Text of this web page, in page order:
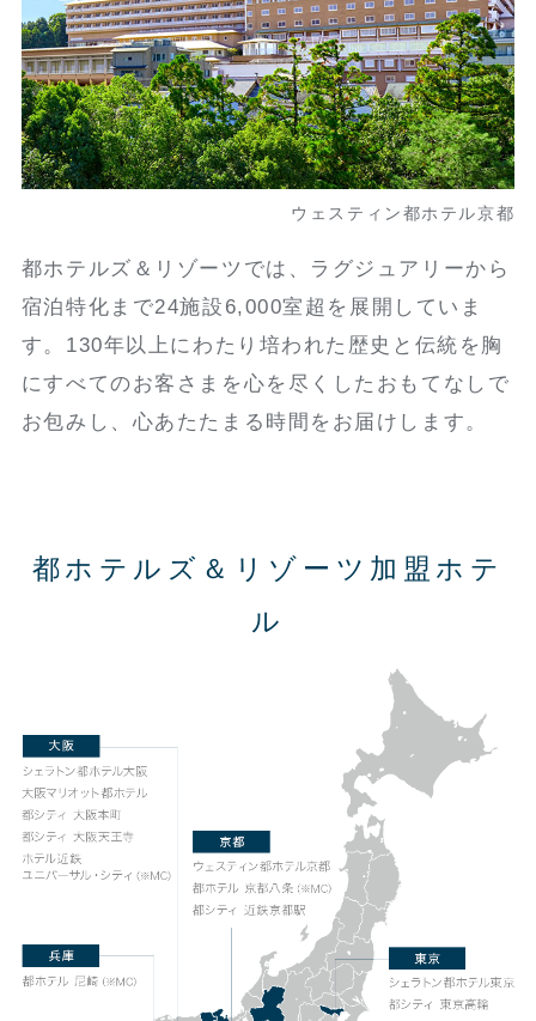
都ホテルズ＆リゾーツでは、 ラグジュアリーから
宿泊特化まで24施設6,000室超を展開していま
す。 130年以上にわたり培われた歴史と伝統を胸
にすべてのお客さまを心を尽くしたおもてなしで
お包みし、 心あたたまる時間をお届けします。
ウェスティン都ホテル京都
都ホテルズ＆リゾーツ加盟ホテ
ル